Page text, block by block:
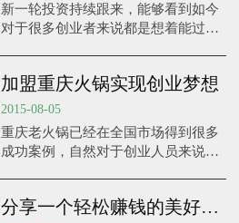
新一轮投资持续跟来，能够看到如今
对于很多创业者来说都是想着能过去
加盟重庆火锅实现创业梦想
2015-08-05
重庆老火锅已经在全国市场得到很多
成功案例，自然对于创业人员来说会
分享一个轻松赚钱的美好方法：火锅加盟